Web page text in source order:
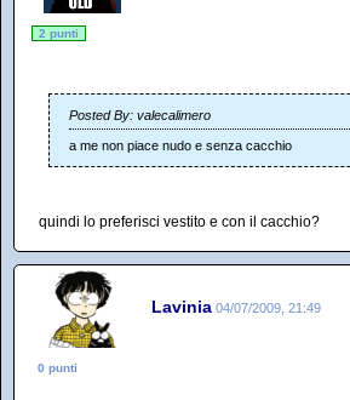
2 punti
Posted By: valecalimero
a me non piace nudo e senza cacchio
quindi lo preferisci vestito e con il cacchio?
Lavinia 04/07/2009, 21:49
0 punti